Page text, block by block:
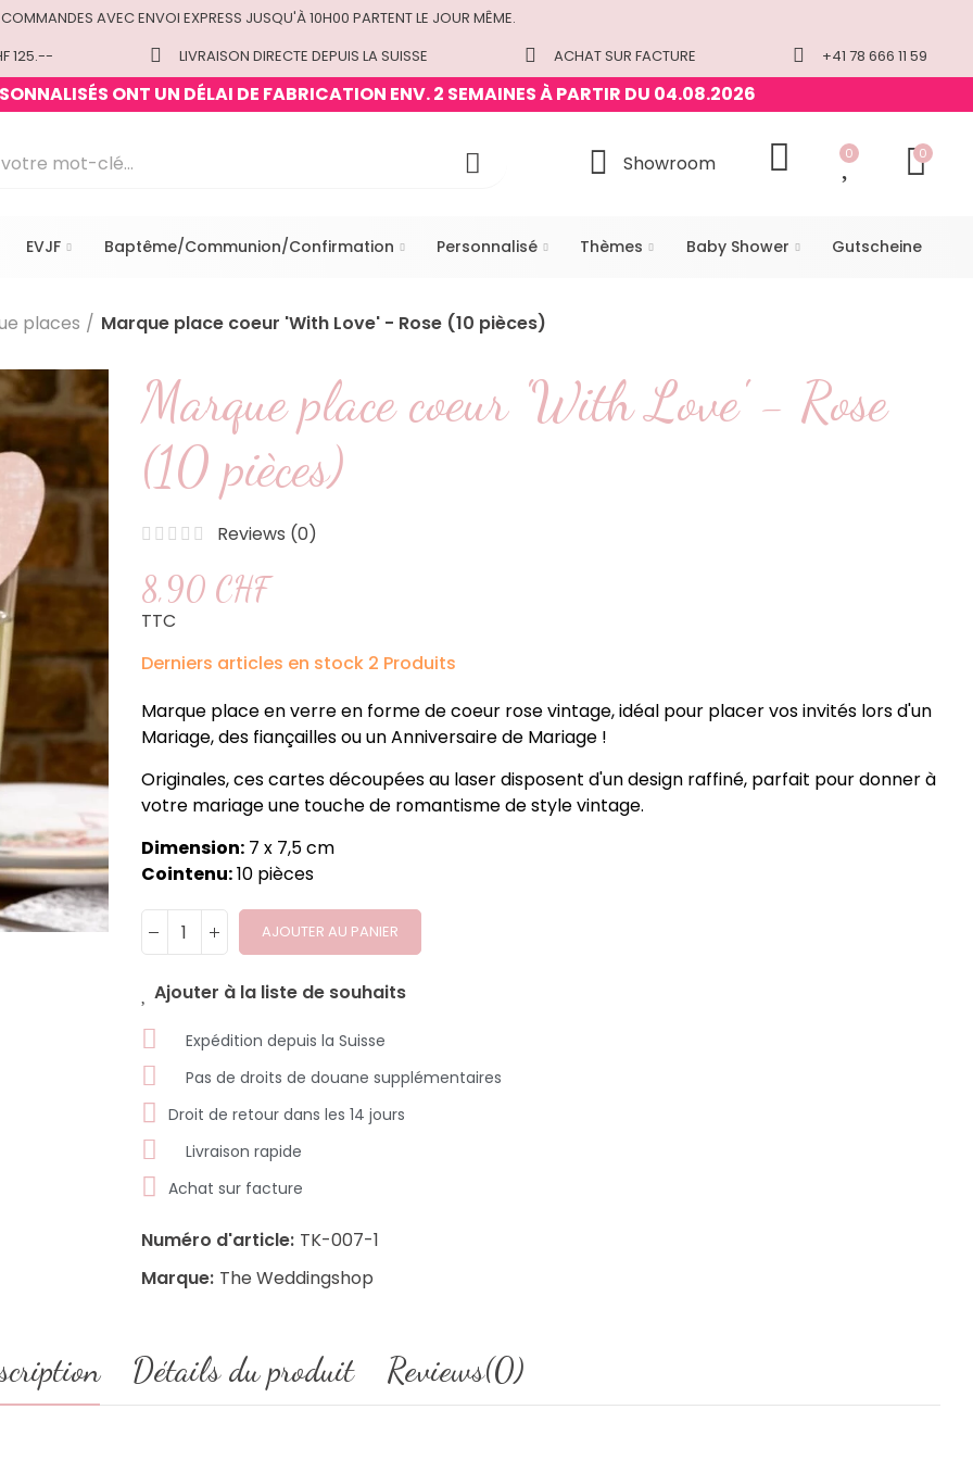
COMMANDES AVEC ENVOI EXPRESS JUSQU'À 10H00 PARTENT LE JOUR MÊME.
125.--
LIVRAISON DIRECTE DEPUIS LA SUISSE ACHAT SUR FACTURE +41 78 666 11 59
ONT UN DÉLAI DE FABRICATION ENV. 2 SEMAINES À PARTIR DU 04.08.2026
Showroom 0 0
EVJF Baptême/Communion/Confirmation Personnalisé Thèmes Baby Shower Gutscheine
places Marque place coeur 'With Love' - Rose (10 pièces)
Marque place coeur 'With Love' - Rose
(10 pièces)
Reviews (0)
8,90 CHF
TTC
Derniers articles en stock 2 Produits
Marque place en verre en forme de coeur rose vintage, idéal pour placer vos invités lors d'un
Mariage, des fiançailles ou un Anniversaire de Mariage !
Originales, ces cartes découpées au laser disposent d'un design raffiné, parfait pour donner à
votre mariage une touche de romantisme de style vintage.
Dimension:7 x 7,5 cm
Cointenu:10 pièces
AJOUTER AU PANIER
Ajouter à la liste de souhaits
Expédition depuis la Suisse
Pas de droits de douane supplémentaires
Droit de retour dans les 14 jours
Livraison rapide
Achat sur facture
Numéro d'article: TK-007-1
Marque: The Weddingshop
Détails du produit Reviews(0)